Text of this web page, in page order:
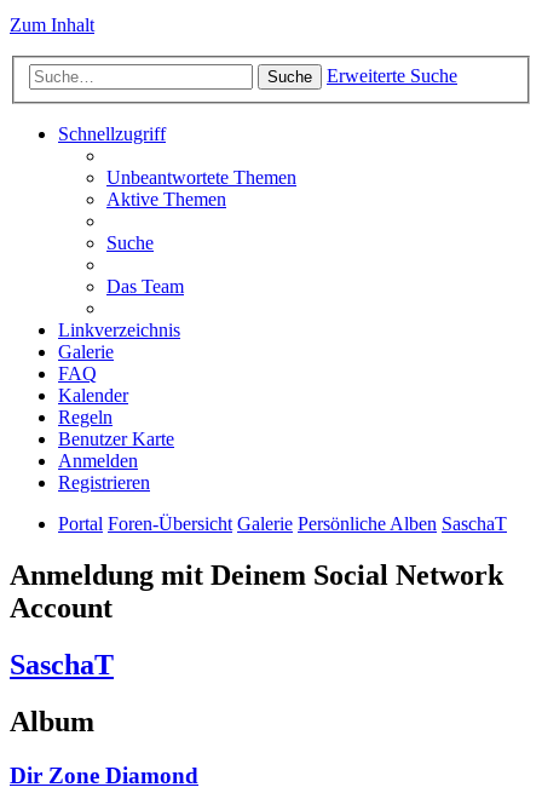
Zum Inhalt
Suche Erweiterte Suche
Schnellzugriff
Unbeantwortete Themen
Aktive Themen
Suche
Das Team
Linkverzeichnis
Galerie
FAQ
Kalender
Regeln
Benutzer Karte
Anmelden
Registrieren
Portal Foren-Übersicht Galerie Persönliche Alben SaschaT
Anmeldung mit Deinem Social Network
Account
SaschaT
Album
Dir Zone Diamond